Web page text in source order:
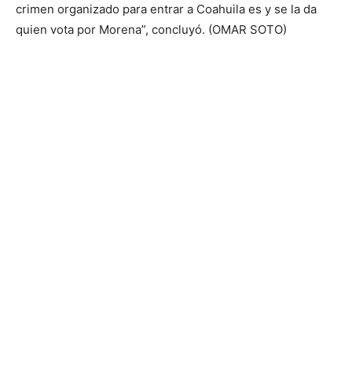
crimen organizado para entrar a Coahuila es y se la da
quien vota por Morena”, concluyó. (OMAR SOTO)